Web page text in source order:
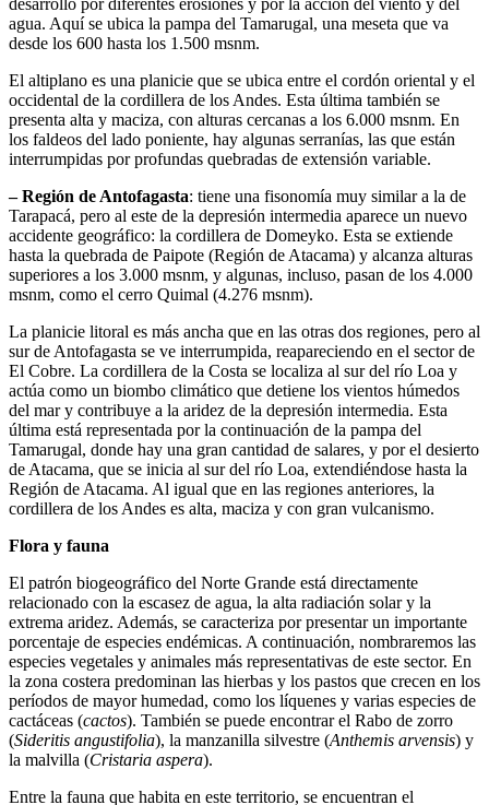
agua. Aquí se ubica la pampa del Tamarugal, una meseta que va
desde los 600 hasta los 1.500 msnm.
El altiplano es una planicie que se ubica entre el cordón oriental y el
occidental de la cordillera de los Andes. Esta última también se
presenta alta y maciza, con alturas cercanas a los 6.000 msnm. En
los faldeos del lado poniente, hay algunas serranías, las que están
interrumpidas por profundas quebradas de extensión variable.
– Región de Antofagasta: tiene una fisonomía muy similar a la de
Tarapacá, pero al este de la depresión intermedia aparece un nuevo
accidente geográfico: la cordillera de Domeyko. Esta se extiende
hasta la quebrada de Paipote (Región de Atacama) y alcanza alturas
superiores a los 3.000 msnm, y algunas, incluso, pasan de los 4.000
msnm, como el cerro Quimal (4.276 msnm).
La planicie litoral es más ancha que en las otras dos regiones, pero al
sur de Antofagasta se ve interrumpida, reapareciendo en el sector de
El Cobre. La cordillera de la Costa se localiza al sur del río Loa y
actúa como un biombo climático que detiene los vientos húmedos
del mar y contribuye a la aridez de la depresión intermedia. Esta
última está representada por la continuación de la pampa del
Tamarugal, donde hay una gran cantidad de salares, y por el desierto
de Atacama, que se inicia al sur del río Loa, extendiéndose hasta la
Región de Atacama. Al igual que en las regiones anteriores, la
cordillera de los Andes es alta, maciza y con gran vulcanismo.
Flora y fauna
El patrón biogeográfico del Norte Grande está directamente
relacionado con la escasez de agua, la alta radiación solar y la
extrema aridez. Además, se caracteriza por presentar un importante
porcentaje de especies endémicas. A continuación, nombraremos las
especies vegetales y animales más representativas de este sector. En
la zona costera predominan las hierbas y los pastos que crecen en los
períodos de mayor humedad, como los líquenes y varias especies de
cactáceas (cactos). También se puede encontrar el Rabo de zorro
(Sideritis angustifolia), la manzanilla silvestre (Anthemis arvensis) y
la malvilla (Cristaria aspera).
Entre la fauna que habita en este territorio, se encuentran el